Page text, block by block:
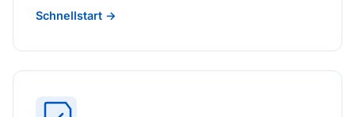
Schnellstart →